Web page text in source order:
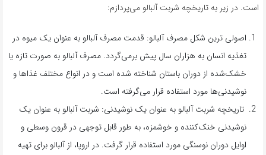
است. در زیر به تاریخچه شربت آلبالو می‌پردازم:
اصولی ترین شکل مصرف آلبالو: قدمت مصرف آلبالو به عنوان یک میوه در
تغذیه انسان به هزاران سال پیش برمی‌گردد. مصرف آلبالو به صورت تازه یا
خشک‌شده از دوران باستان شناخته شده است و در انواع مختلف غذاها و
نوشیدنی‌ها مورد استفاده قرار می‌گرفته است.
تاریخچه شربت آلبالو به عنوان یک نوشیدنی: شربت آلبالو به عنوان یک
نوشیدنی خنک‌کننده و خوشمزه، به طور قابل توجهی در قرون وسطی و
اوایل دوران نوسنگی مورد استفاده قرار گرفت. در اروپا، از آلبالو برای تهیه